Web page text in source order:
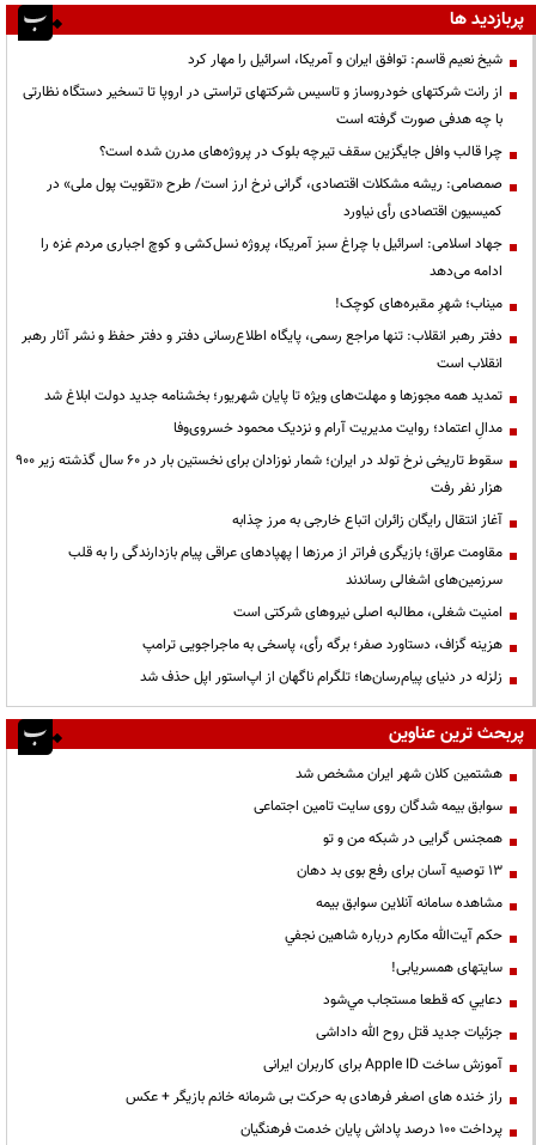
پربازدید ها
شیخ نعیم قاسم: توافق ایران و آمریکا، اسرائیل را مهار کرد
از رانت‌ شرکتهای خودروساز و تاسیس شرکتهای تراستی در اروپا تا تسخیر دستگاه نظارتی
با چه هدفی صورت گرفته است
چرا قالب وافل جایگزین سقف تیرچه بلوک در پروژه‌های مدرن شده است؟
صمصامی: ریشه مشکلات اقتصادی، گرانی نرخ ارز است/ طرح «تقویت پول ملی» در
کمیسیون اقتصادی رأی نیاورد
جهاد اسلامی: اسرائیل با چراغ سبز آمریکا، پروژه نسل‌کشی و کوچ اجباری مردم غزه را
ادامه می‌دهد
میناب؛ شهرِ مقبره‌های کوچک!
دفتر رهبر انقلاب: تنها مراجع رسمی، پایگاه اطلاع‌رسانی دفتر و دفتر حفظ و نشر آثار رهبر
انقلاب است
تمدید همه مجوزها و مهلت‌های ویژه تا پایان شهریور؛ بخشنامه جدید دولت ابلاغ شد
مدالِ اعتماد؛ روایت مدیریت آرام و نزدیک محمود خسروی‌وفا
سقوط تاریخی نرخ تولد در ایران؛ شمار نوزادان برای نخستین بار در ۶۰ سال گذشته زیر ۹۰۰
هزار نفر رفت
آغاز انتقال رایگان زائران اتباع خارجی به مرز چذابه
مقاومت عراق؛ بازیگری فراتر از مرزها | پهپادهای عراقی پیام بازدارندگی را به قلب
سرزمین‌های اشغالی رساندند
‌امنیت شغلی، مطالبه اصلی نیروهای شرکتی است
هزینه گزاف، دستاورد صفر؛ برگه رأی، پاسخی به ماجراجویی ترامپ
زلزله در دنیای پیام‌رسان‌ها؛ تلگرام ناگهان از اپ‌استور اپل حذف شد
پربحث ترین عناوین
هشتمین کلان شهر ایران مشخص شد
سوابق بیمه شدگان روی سایت تامین اجتماعی
همجنس گرایی در شبکه من و تو
13 توصیه آسان برای رفع بوی بد دهان
مشاهده سامانه آنلاين سوابق بیمه
حكم آيت‌الله مكارم درباره شاهين نجفي
سایتهای همسریابی!
دعايي كه قطعا مستجاب مي‌شود
جزئیات جدید قتل روح الله داداشی
آموزش ساخت Apple ID برای کاربران ایرانی
راز خنده های اصغر فرهادی به حرکت بی شرمانه خانم بازیگر + عکس
پرداخت ۱۰۰ درصد پاداش پایان خدمت فرهنگیان